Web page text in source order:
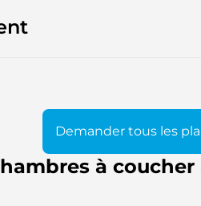
Demander tous les
à